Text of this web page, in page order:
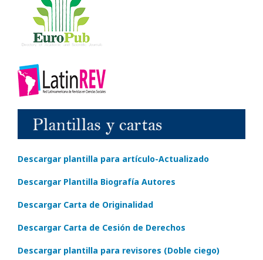
Descargar plantilla para artículo-Actualizado
Descargar Plantilla Biografía Autores
Descargar Carta de Originalidad
Descargar Carta de Cesión de Derechos
Descargar plantilla para revisores (Doble ciego)